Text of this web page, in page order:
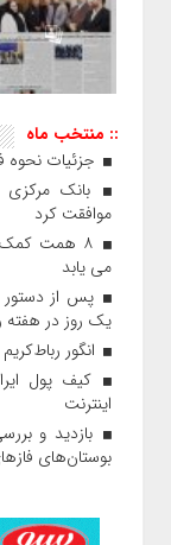
:: منتخب ماه
جزئیات نحوه
موافقت کرد
۸ همت
می یابد
پس از دستور
یک روز در هفته
انگور
کیف پول
اینترنت
بازدید و
بوستان‌های